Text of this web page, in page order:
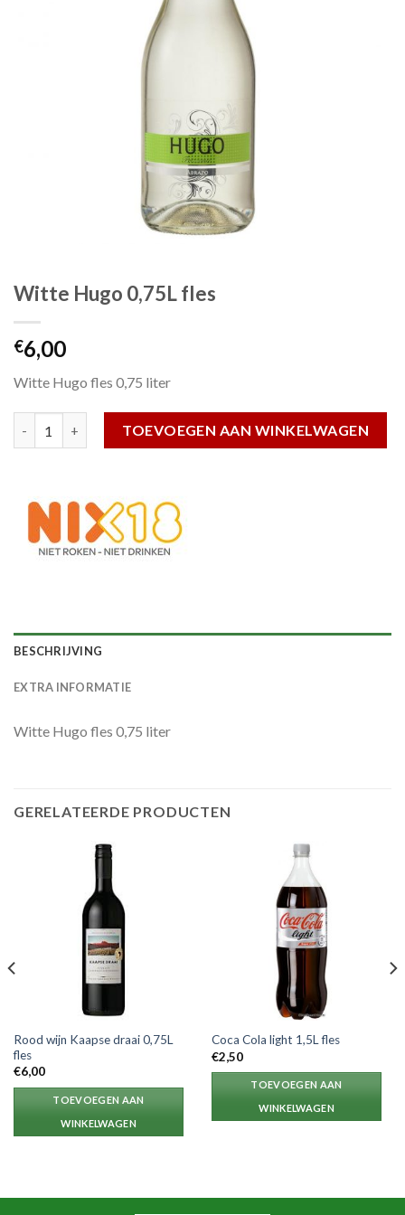
Witte Hugo 0,75L fles
€6,00
Witte Hugo fles 0,75 liter
TOEVOEGEN AAN WINKELWAGEN
BESCHRIJVING
EXTRA INFORMATIE
Witte Hugo fles 0,75 liter
GERELATEERDE PRODUCTEN
Rood wijn Kaapse draai 0,75L
fles
€6,00
TOEVOEGEN AAN
WINKELWAGEN
Coca Cola light 1,5L fles
€2,50
TOEVOEGEN AAN
WINKELWAGEN